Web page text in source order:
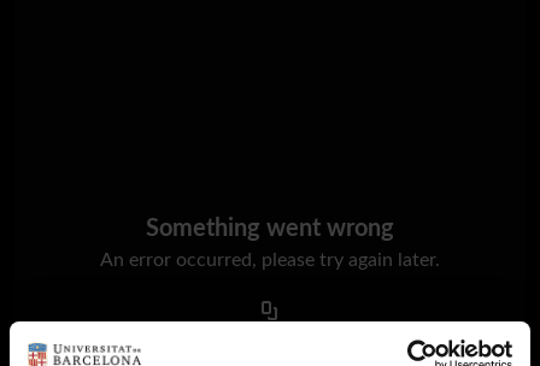
Something went wrong
An error occurred, please try again later.